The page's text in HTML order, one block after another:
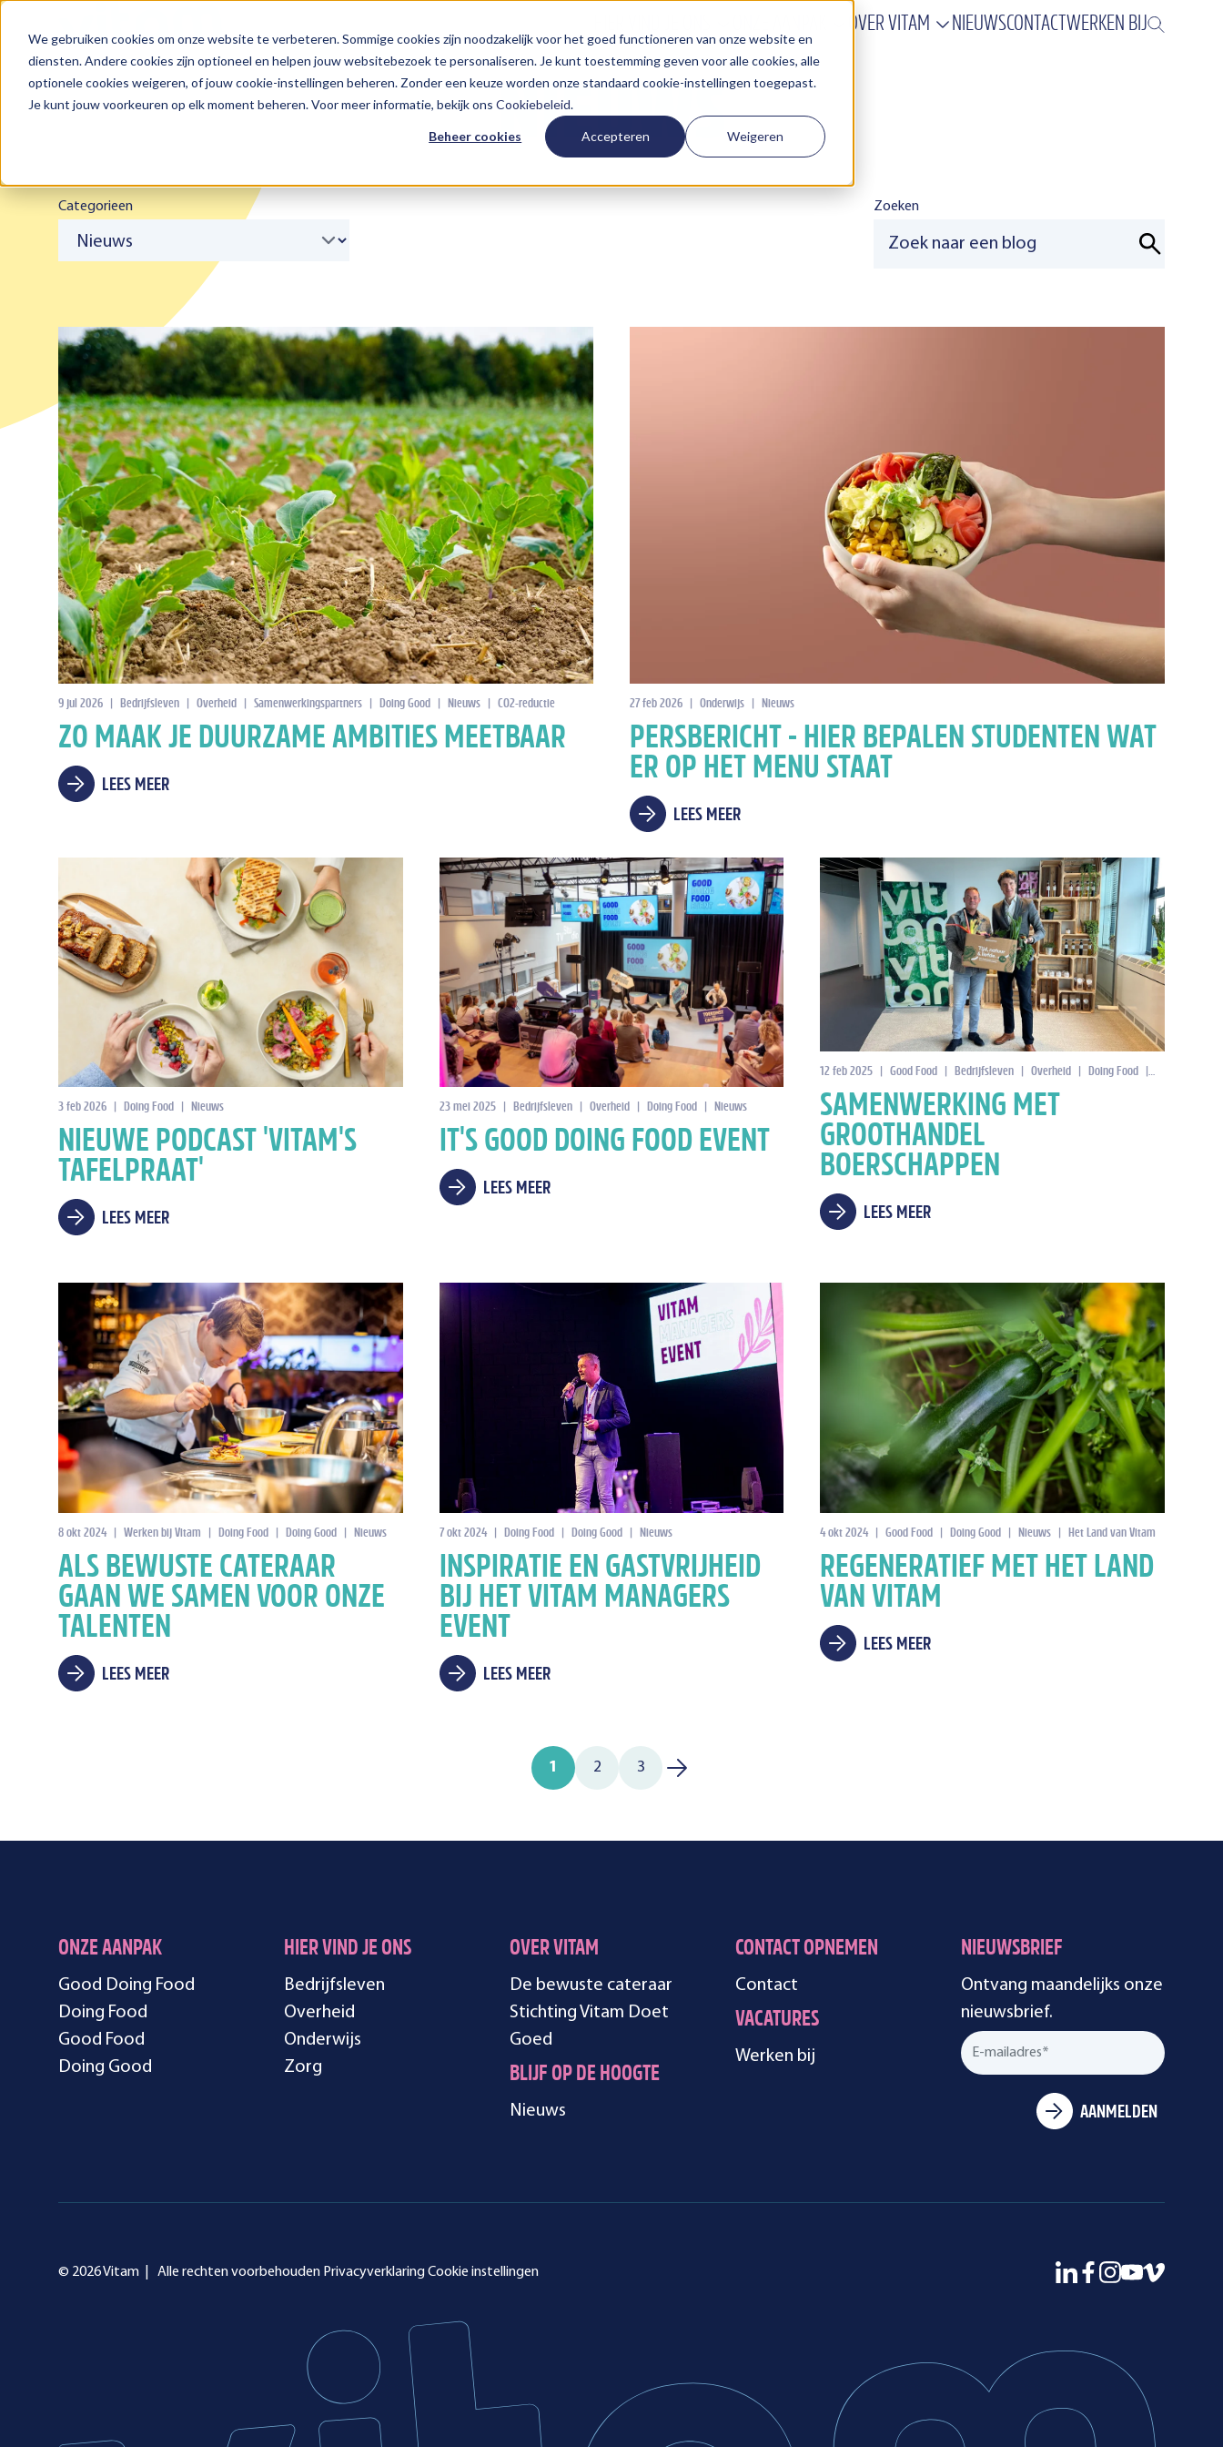
We gebruiken cookies om onze website te verbeteren. Sommige cookies zijn noodzakelijk voor het goed functioneren van onze website en
diensten. Andere cookies zijn optioneel en helpen jouw websitebezoek te personaliseren. Je kunt toestemming geven voor alle cookies, alle
optionele cookies weigeren, of jouw cookie-instellingen beheren. Zonder een keuze worden onze standaard cookie-instellingen toegepast.
Je kunt jouw voorkeuren op elk moment beheren. Voor meer informatie, bekijk ons Cookiebeleid.
Beheer cookies Accepteren Weigeren
OVER VITAM NIEUWSCONTACTWERKEN BIJ
Zoeken NIEUWS
Categorieen Zoeken
9 jul 2026 | Bedrijfsleven | Overheid | Samenwerkingspartners | Doing Good | Nieuws | CO2-reductie
ZO MAAK JE DUURZAME AMBITIES MEETBAAR
LEES MEER
27 feb 2026 | Onderwijs | Nieuws
PERSBERICHT - HIER BEPALEN STUDENTEN WAT
ER OP HET MENU STAAT
LEES MEER
3 feb 2026 | Doing Food | Nieuws
NIEUWE PODCAST 'VITAM'S
TAFELPRAAT'
LEES MEER
23 mei 2025 | Bedrijfsleven | Overheid | Doing Food | Nieuws
IT'S GOOD DOING FOOD EVENT
LEES MEER
12 feb 2025 | Good Food | Bedrijfsleven | Overheid | Doing Food |
SAMENWERKING MET
GROOTHANDEL
BOERSCHAPPEN
LEES MEER
8 okt 2024 | Werken bij Vitam | Doing Food | Doing Good | Nieuws
ALS BEWUSTE CATERAAR
GAAN WE SAMEN VOOR ONZE
TALENTEN
LEES MEER
7 okt 2024 | Doing Food | Doing Good | Nieuws
INSPIRATIE EN GASTVRIJHEID
BIJ HET VITAM MANAGERS
EVENT
LEES MEER
4 okt 2024 | Good Food | Doing Good | Nieuws | Het Land van Vitam
REGENERATIEF MET HET LAND
VAN VITAM
LEES MEER
1 2 3
ONZE AANPAK
Good Doing Food
Doing Food
Good Food
Doing Good
HIER VIND JE ONS
Bedrijfsleven
Overheid
Onderwijs
Zorg
OVER VITAM
De bewuste cateraar
Stichting Vitam Doet
Goed
BLIJF OP DE HOOGTE
Nieuws
CONTACT OPNEMEN
Contact
VACATURES
Werken bij
NIEUWSBRIEF
Ontvang maandelijks onze
nieuwsbrief.
© 2026 Vitam | Alle rechten voorbehouden PrivacyverklaringCookie instellingen